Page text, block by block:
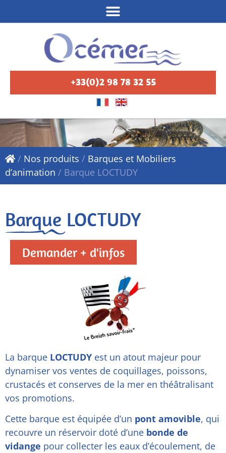
+33(0)2 98 78 32 55
/ Nos produits / Barques et Mobiliers
d’animation / Barque LOCTUDY
Barque LOCTUDY
Demander + d'infos
La barque LOCTUDY est un atout majeur pour
dynamiser vos ventes de coquillages, poissons,
crustacés et conserves de la mer en théâtralisant
vos promotions.
Cette barque est équipée d’un pont amovible, qui
recouvre un réservoir doté d’une bonde de
vidange pour collecter les eaux d’écoulement, de